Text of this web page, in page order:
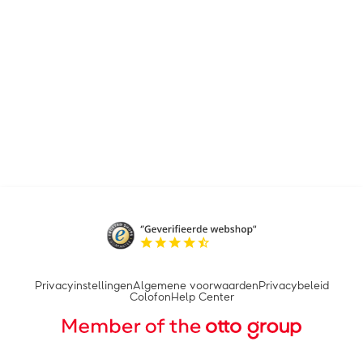
PrivacyinstellingenAlgemene voorwaarden Privacybeleid
Colofon Help Center